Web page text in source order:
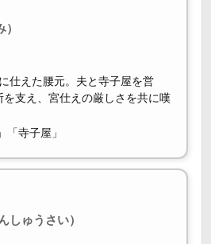
仕えた腰元。夫と寺子屋を営
支え、宮仕えの厳しさを共に嘆
「寺子屋」
しゅうさい）